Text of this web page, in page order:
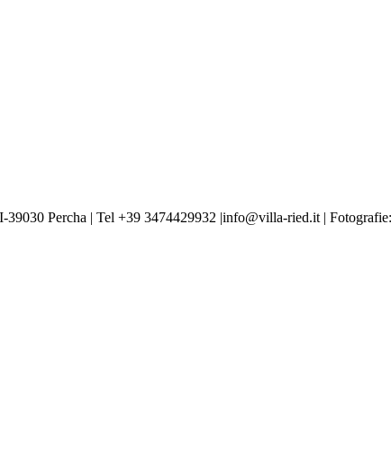
Percha | Tel +39 3474429932 |info@villa-ried.it |